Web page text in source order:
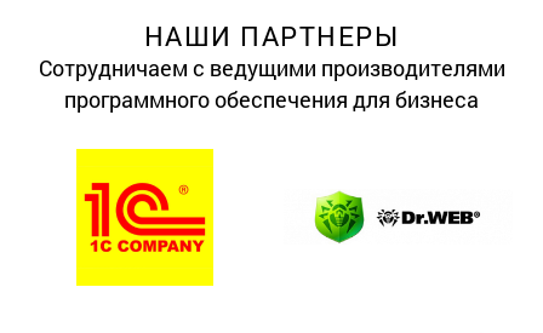
НАШИ ПАРТНЕРЫ
Сотрудничаем с ведущими производителями
программного обеспечения для бизнеса